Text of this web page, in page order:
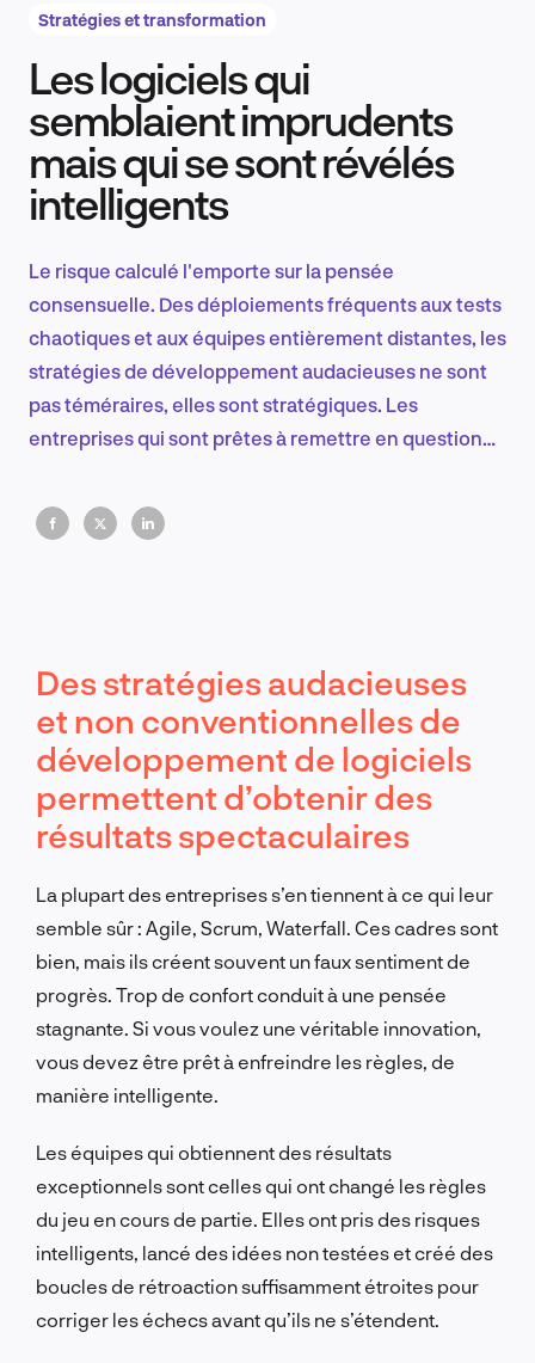
Recherche et conception produit
Tendances sectorielles
EN
FR
Stratégies et transformation
Les logiciels qui
semblaient imprudents
mais qui se sont révélés
intelligents
Le risque calculé l'emporte sur la pensée
consensuelle. Des déploiements fréquents aux tests
chaotiques et aux équipes entièrement distantes, les
stratégies de développement audacieuses ne sont
pas téméraires, elles sont stratégiques. Les
entreprises qui sont prêtes à remettre en question
règles et qui sont à la pointe de l'innovation.
Des stratégies audacieuses
et non conventionnelles de
développement de logiciels
permettent d’obtenir des
résultats spectaculaires
La plupart des entreprises s’en tiennent à ce qui leur
semble sûr : Agile, Scrum, Waterfall. Ces cadres sont
bien, mais ils créent souvent un faux sentiment de
progrès. Trop de confort conduit à une pensée
stagnante. Si vous voulez une véritable innovation,
vous devez être prêt à enfreindre les règles, de
manière intelligente.
Les équipes qui obtiennent des résultats
exceptionnels sont celles qui ont changé les règles
du jeu en cours de partie. Elles ont pris des risques
intelligents, lancé des idées non testées et créé des
boucles de rétroaction suffisamment étroites pour
corriger les échecs avant qu’ils ne s’étendent.